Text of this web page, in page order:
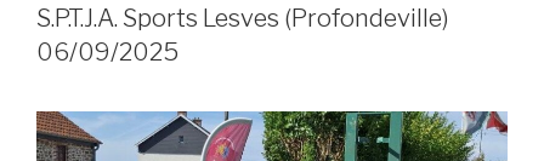
S.P.T.J.A. Sports Lesves (Profondeville)
06/09/2025